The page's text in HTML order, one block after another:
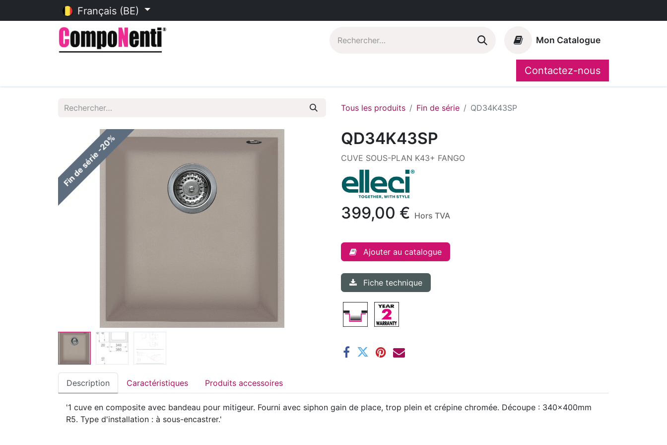
Français (BE)
Mon Catalogue
CompoShop
Contactez-nous
Tous les produits Fin de série QD34K43SP
Fin de série -20% QD34K43SP
CUVE SOUS-PLAN K43+ FANGO
399,00 € Hors TVA
Ajouter au catalogue
Fiche technique
Description Caractéristiques Produits accessoires
'1 cuve en composite avec bandeau pour mitigeur. Fourni avec siphon gain de place, trop plein et crépine chromée. Découpe : 340x400mm
R5. Type d'installation : à sous-encastrer.'